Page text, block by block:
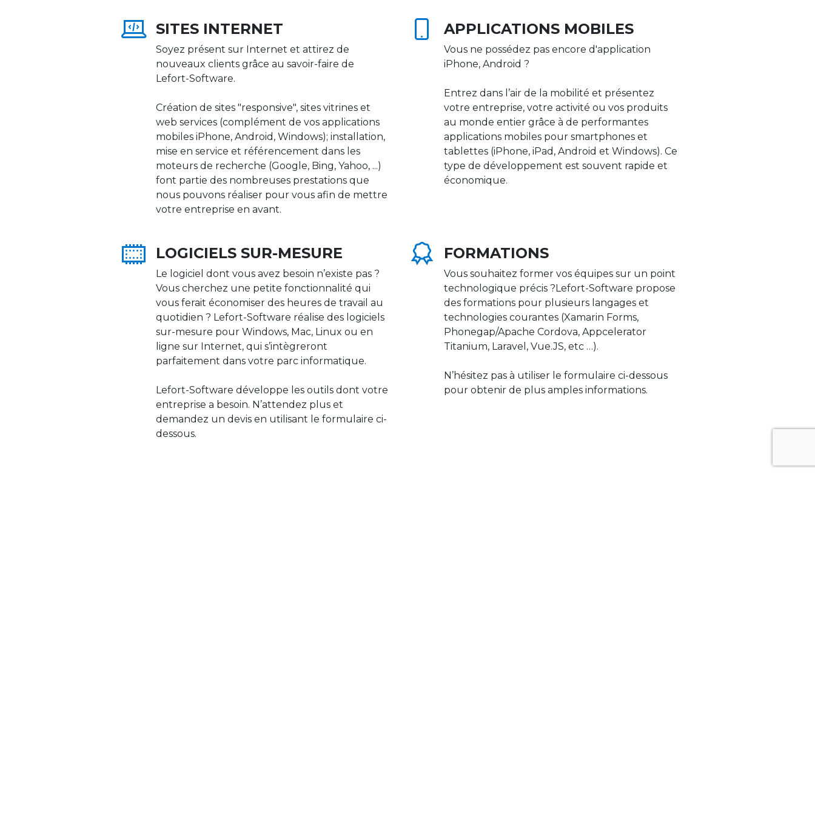
SITES INTERNET
Soyez présent sur Internet et attirez de
nouveaux clients grâce au savoir-faire de
Lefort-Software.
Création de sites "responsive", sites vitrines et
web services (complément de vos applications
mobiles iPhone, Android, Windows); installation,
mise en service et référencement dans les
moteurs de recherche (Google, Bing, Yahoo, ...)
font partie des nombreuses prestations que
nous pouvons réaliser pour vous afin de mettre
votre entreprise en avant.
APPLICATIONS MOBILES
Vous ne possédez pas encore d'application
iPhone, Android ?
Entrez dans l’air de la mobilité et présentez
votre entreprise, votre activité ou vos produits
au monde entier grâce à de performantes
applications mobiles pour smartphones et
tablettes (iPhone, iPad, Android et Windows). Ce
type de développement est souvent rapide et
économique.
LOGICIELS SUR-MESURE
Le logiciel dont vous avez besoin n’existe pas ?
Vous cherchez une petite fonctionnalité qui
vous ferait économiser des heures de travail au
quotidien ? Lefort-Software réalise des logiciels
sur-mesure pour Windows, Mac, Linux ou en
ligne sur Internet, qui s’intègreront
parfaitement dans votre parc informatique.
Lefort-Software développe les outils dont votre
entreprise a besoin. N’attendez plus et
demandez un devis en utilisant le formulaire ci-
dessous.
FORMATIONS
Vous souhaitez former vos équipes sur un point
technologique précis ?Lefort-Software propose
des formations pour plusieurs langages et
technologies courantes (Xamarin Forms,
Phonegap/Apache Cordova, Appcelerator
Titanium, Laravel, Vue.JS, etc …).
N’hésitez pas à utiliser le formulaire ci-dessous
pour obtenir de plus amples informations.